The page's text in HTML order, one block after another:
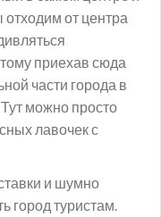
от центра
приехав сюда
части города в
можно просто
лавочек с
и шумно
туристам.